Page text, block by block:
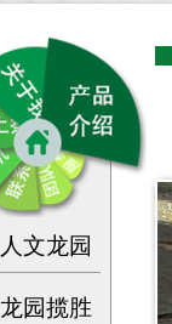
人文龙园
龙园揽胜